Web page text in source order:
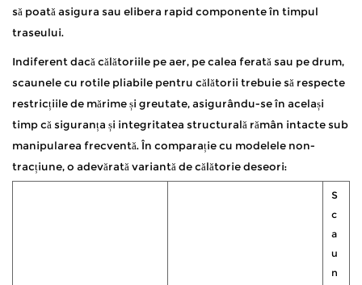
să poată asigura sau elibera rapid componente în timpul
traseului.
Indiferent dacă călătoriile pe aer, pe calea ferată sau pe drum,
scaunele cu rotile pliabile pentru călătorii trebuie să respecte
restricțiile de mărime și greutate, asigurându-se în același
timp că siguranța și integritatea structurală rămân intacte sub
manipularea frecventă. În comparație cu modelele non-
tracțiune, o adevărată variantă de călătorie deseori:
S
c
a
u
n